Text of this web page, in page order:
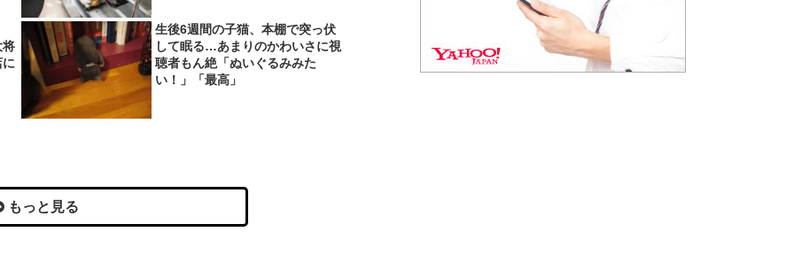
生後6週間の子猫、本棚で突っ伏
して眠る…あまりのかわいさに視
聴者もん絶「ぬいぐるみみた
い！」「最高」
もっと見る